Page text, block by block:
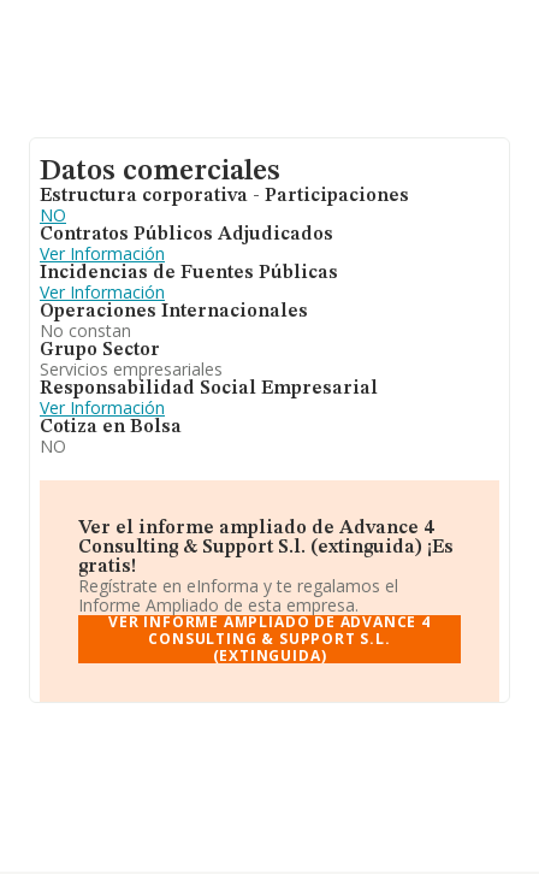
Datos comerciales
Estructura corporativa - Participaciones
NO
Contratos Públicos Adjudicados
Ver Información
Incidencias de Fuentes Públicas
Ver Información
Operaciones Internacionales
No constan
Grupo Sector
Servicios empresariales
Responsabilidad Social Empresarial
Ver Información
Cotiza en Bolsa
NO
Ver el informe ampliado de Advance 4
Consulting & Support S.l. (extinguida) ¡Es
gratis!
Regístrate en eInforma y te regalamos el
Informe Ampliado de esta empresa.
VER INFORME AMPLIADO DE ADVANCE 4
CONSULTING & SUPPORT S.L.
(EXTINGUIDA)